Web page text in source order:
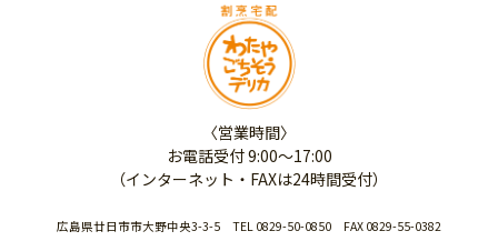
〈営業時間〉
お電話受付 9:00～17:00
（インターネット・FAXは24時間受付）
広島県廿日市市大野中央3-3-5 TEL 0829-50-0850 FAX 0829-55-0382